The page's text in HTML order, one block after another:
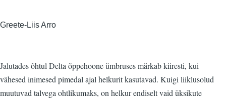
Greete-Liis Arro
Jalutades õhtul Delta õppehoone ümbruses märkab kiiresti, kui
vähesed inimesed pimedal ajal helkurit kasutavad. Kuigi liiklusolud
muutuvad talvega ohtlikumaks, on helkur endiselt vaid üksikute